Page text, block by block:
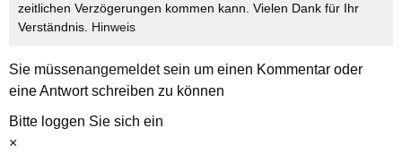
zeitlichen Verzögerungen kommen kann. Vielen Dank für Ihr
Verständnis. Hinweis
Sie müssenangemeldetsein um einen Kommentar oder
eine Antwort schreiben zu können
Bitte loggen Sie sich ein
×